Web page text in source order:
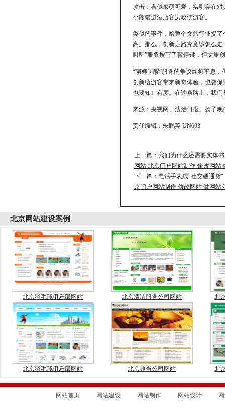
攻击；看似呆萌可爱，实则存在
小熊猫进酒店客房咬伤游客。
类似的事件，给整个文旅行业提
高。那么，创新之路究竟该怎么
叫醒”服务按下了暂停键，但文旅
“萌狮叫醒”服务的争议终将平息
创新给游客带来新奇体验，也要
也要知止有度。在这条路上，我们
来源：央视网、法治日报、扬子
责任编辑：朱鹏英 UN603
上一篇： 我们为什么还需要实体
网站 北京门户网站制作 修改网站
下一篇： 电话手表成"社交硬通货
京门户网站制作 修改网站 做网站
北京网站建设案例
北京羽毛球俱乐部网站 北京清洁服务公司网站 北
北京羽毛球俱乐部网站 北京典当公司网站 北
网站首页 网站建设 网站制作 网站设计